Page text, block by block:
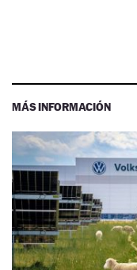
MÁS INFORMACIÓN